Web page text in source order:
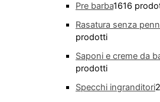
Pre barba1616
Rasatura senza
prodotti
Saponi e creme da
prodotti
Specchi ingranditori